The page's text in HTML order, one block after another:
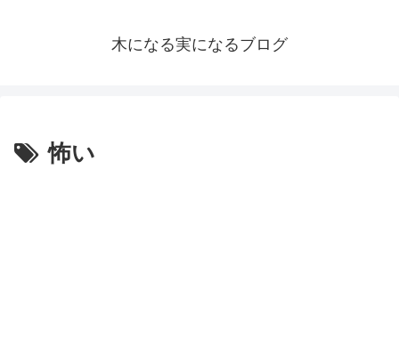
木になる実になるブログ
怖い